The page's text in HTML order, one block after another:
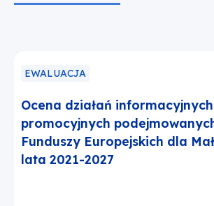
EWALUACJA
Ocena działań
promocyjnych
Funduszy Europejskich dla
lata 2021-2027